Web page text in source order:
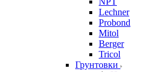
Lechner
Probond
Mitol
Berger
Tricol
Грунтовки